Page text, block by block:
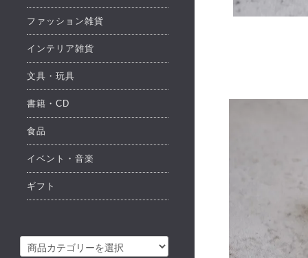
ファッション雑貨
インテリア雑貨
文具・玩具
書籍・CD
食品
イベント・音楽
ギフト